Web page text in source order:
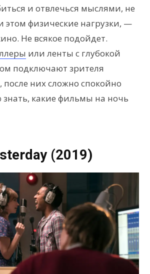
и отвлечься мыслями, не
этом физические нагрузки, —
Не всякое подойдет.
или ленты с глубокой
подключают зрителя
них сложно спокойно
знать, какие фильмы на ночь
(2019)